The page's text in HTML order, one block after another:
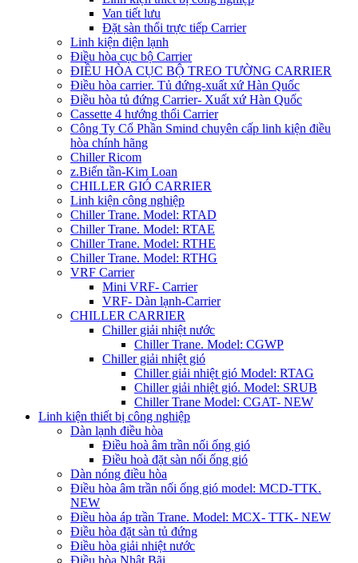
Van tiết lưu
Đặt sàn thổi trực tiếp Carrier
Linh kiện điện lạnh
Điều hòa cục bộ Carrier
ĐIỀU HÒA CỤC BỘ TREO TƯỜNG CARRIER
Điều hòa carrier. Tủ đứng-xuất xứ Hàn Quốc
Điều hòa tủ đứng Carrier- Xuất xứ Hàn Quốc
Cassette 4 hướng thổi Carrier
Công Ty Cổ Phần Smind chuyên cấp linh kiện điều
hòa chính hãng
Chiller Ricom
z.Biến tần-Kim Loan
CHILLER GIÓ CARRIER
Linh kiện công nghiệp
Chiller Trane. Model: RTAD
Chiller Trane. Model: RTAE
Chiller Trane. Model: RTHE
Chiller Trane. Model: RTHG
VRF Carrier
Mini VRF- Carrier
VRF- Dàn lạnh-Carrier
CHILLER CARRIER
Chiller giải nhiệt nước
Chiller Trane. Model: CGWP
Chiller giải nhiệt gió
Chiller giải nhiệt gió Model: RTAG
Chiller giải nhiệt gió. Model: SRUB
Chiller Trane Model: CGAT- NEW
Linh kiện thiết bị công nghiệp
Dàn lạnh điều hòa
Điều hoà âm trần nối ống gió
Điều hoà đặt sàn nối ống gió
Dàn nóng điều hòa
Điều hòa âm trần nối ống gió model: MCD-TTK.
NEW
Điều hòa áp trần Trane. Model: MCX- TTK- NEW
Điều hòa đặt sàn tủ đứng
Điều hòa giải nhiệt nước
Điều hòa Nhật Bãi